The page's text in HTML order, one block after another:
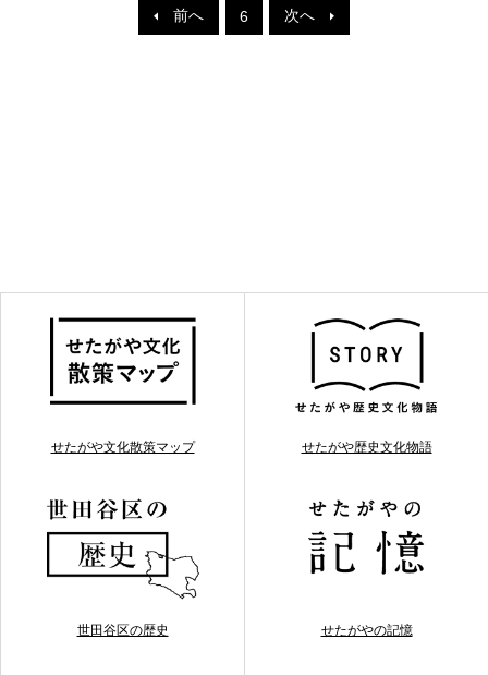
前へ 6 次へ
せたがや文化散策マップ せたがや歴史文化物語
世田谷区の歴史 せたがやの記憶